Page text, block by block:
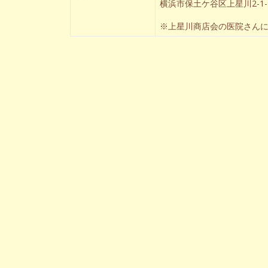
横浜市保土ケ谷区上星川2-
※上星川商店会の医院さん